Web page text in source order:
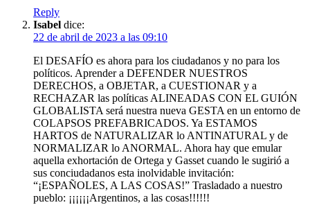
Reply
Isabel dice:
22 de abril de 2023 a las 09:10
El DESAFÍO es ahora para los ciudadanos y no para los
políticos. Aprender a DEFENDER NUESTROS
DERECHOS, a OBJETAR, a CUESTIONAR y a
RECHAZAR las políticas ALINEADAS CON EL GUIÓN
GLOBALISTA será nuestra nueva GESTA en un entorno de
COLAPSOS PREFABRICADOS. Ya ESTAMOS
HARTOS de NATURALIZAR lo ANTINATURAL y de
NORMALIZAR lo ANORMAL. Ahora hay que emular
aquella exhortación de Ortega y Gasset cuando le sugirió a
sus conciudadanos esta inolvidable invitación:
“¡ESPAÑOLES, A LAS COSAS!” Trasladado a nuestro
pueblo: ¡¡¡¡¡¡Argentinos, a las cosas!!!!!!